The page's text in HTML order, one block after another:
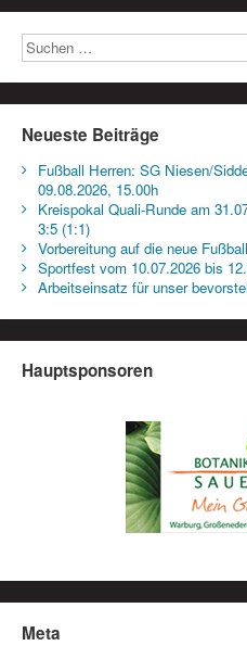
Neueste Beiträge
Fußball Herren: SG Niesen/
09.08.2026, 15.00h
Kreispokal Quali-Runde am
3:5 (1:1)
Vorbereitung auf die neue
Sportfest vom 10.07.2026 bis
Arbeitseinsatz für unser
Hauptsponsoren
Meta